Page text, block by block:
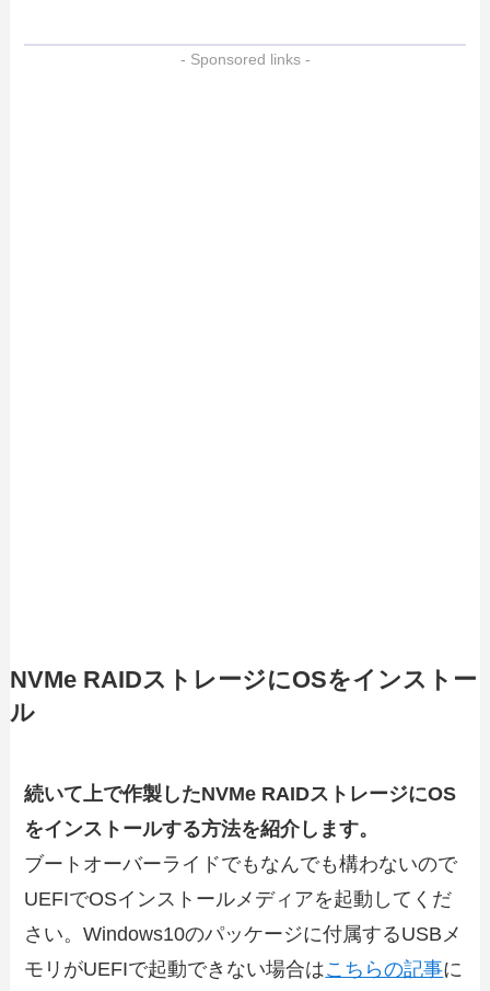
- Sponsored links -
NVMe RAIDストレージにOSをインストー
ル
続いて上で作製したNVMe RAIDストレージにOS
をインストールする方法を紹介します。
ブートオーバーライドでもなんでも構わないので
UEFIでOSインストールメディアを起動してくだ
さい。Windows10のパッケージに付属するUSBメ
モリがUEFIで起動できない場合はこちらの記事に